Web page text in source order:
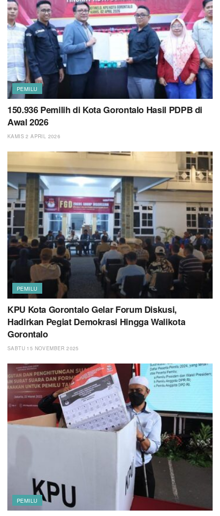
PEMILU
150.936 Pemilih di Kota Gorontalo Hasil PDPB di
Awal 2026
KAMIS 2 APRIL 2026
PEMILU
KPU Kota Gorontalo Gelar Forum Diskusi,
Hadirkan Pegiat Demokrasi Hingga Walikota
Gorontalo
SABTU 15 NOVEMBER 2025
PEMILU